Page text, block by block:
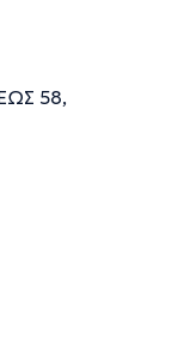
58,